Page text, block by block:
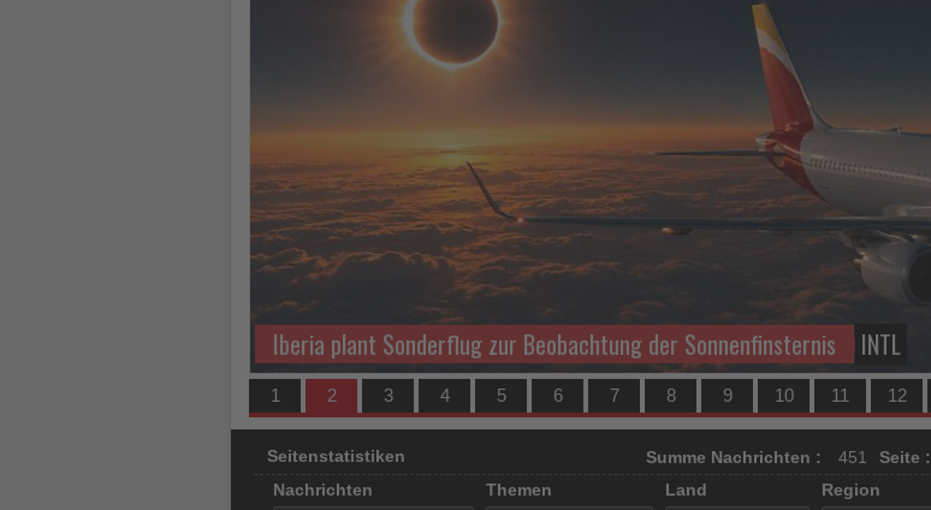
Iberia plant Sonderflug zur Beobachtung der Sonnenfinsternis INTL
1 2 3 4 5 6 7 8 9 10 11 12
Seitenstatistiken Summe Nachrichten : 451 Seite :
Nachrichten
Themen Land Region